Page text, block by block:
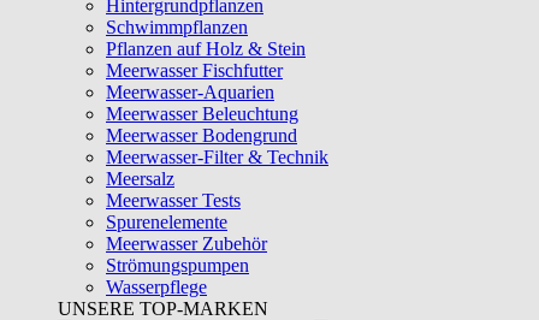
Hintergrundpflanzen
Schwimmpflanzen
Pflanzen auf Holz & Stein
Meerwasser Fischfutter
Meerwasser-Aquarien
Meerwasser Beleuchtung
Meerwasser Bodengrund
Meerwasser-Filter & Technik
Meersalz
Meerwasser Tests
Spurenelemente
Meerwasser Zubehör
Strömungspumpen
Wasserpflege
UNSERE TOP-MARKEN